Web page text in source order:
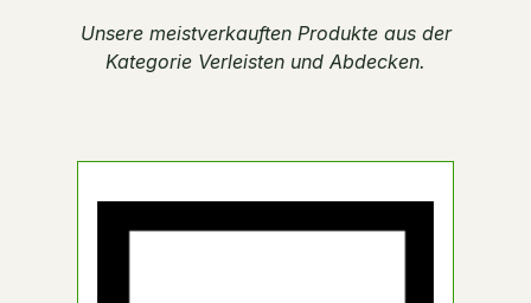
Unsere meistverkauften Produkte aus der
Kategorie Verleisten und Abdecken.